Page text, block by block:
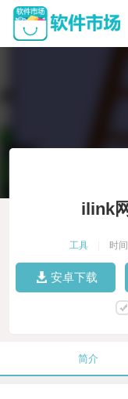
ilink
工具 时
安卓下载
简介